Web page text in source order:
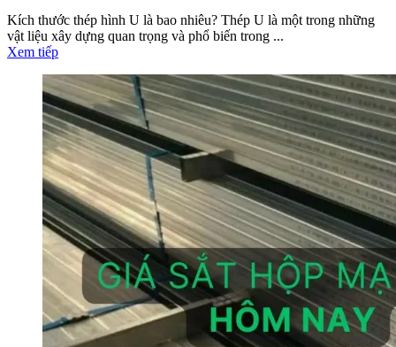
Kích thước thép hình U là bao nhiêu? Thép U là một trong những
vật liệu xây dựng quan trọng và phổ biến trong ...
Xem tiếp